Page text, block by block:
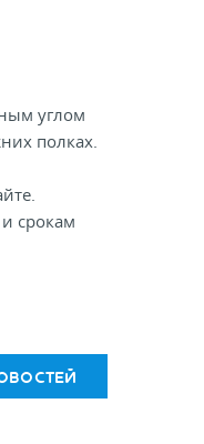
углом
полках.
срокам